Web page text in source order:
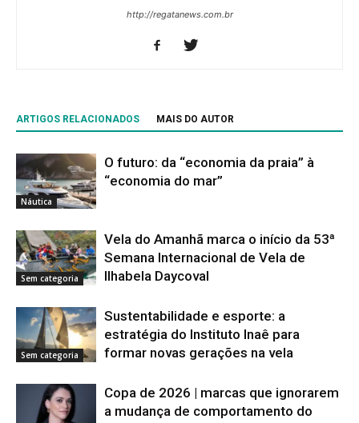
http://regatanews.com.br
ARTIGOS RELACIONADOS MAIS DO AUTOR
Náutica
O futuro: da “economia da praia” à
“economia do mar”
Sem categoria
Vela do Amanhã marca o início da 53ª
Semana Internacional de Vela de
Ilhabela Daycoval
Sem categoria
Sustentabilidade e esporte: a
estratégia do Instituto Inaê para
formar novas gerações na vela
Copa de 2026 | marcas que ignorarem
a mudança de comportamento do